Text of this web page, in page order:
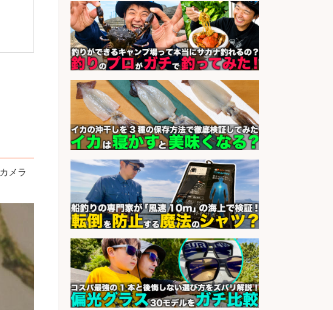
メラ
会社名
株式会社スポーツライフプラネ
ッツ
sponsored by 求人ボックス
魚の「バイヤー」貴方の目利きでヒ
ットを生む、裁量バイヤー募集
会社名 株式会社コムライン
sponsored by 求人ボックス
フィッシング用品の「製品開発設
計」
会社名 メガバス株式会社
sponsored by 求人ボックス
未経験歓迎/釣り具メーカーでのル
ート営業/釣りや釣具などの知識必
須/残業なし
会社名 株式会社天龍
sponsored by 求人ボックス